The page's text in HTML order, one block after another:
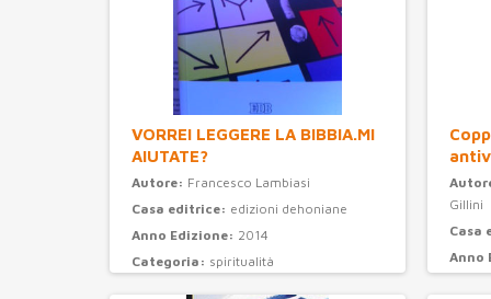
VORREI LEGGERE LA BIBBIA.MI
AIUTATE?
Autore: Francesco Lambiasi
Casa editrice: edizioni dehoniane
Anno Edizione: 2014
Categoria: spiritualità
Gillini
Casa
Anno